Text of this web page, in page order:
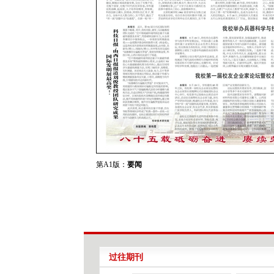
第A1版： 要闻
过往期刊